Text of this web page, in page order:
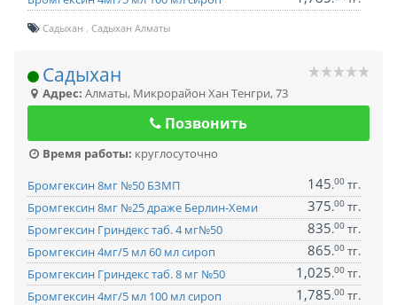
Садыхан Садыхан Алматы
Садыхан
Адрес: Алматы, Микрорайон Хан Тенгри, 73
Позвонить
Время работы: круглосуточно
Бромгексин 8мг №50 БЗМП
145.00 тг.
Бромгексин 8мг №25 драже Берлин-Хеми
375.00 тг.
Бромгексин Гриндекс таб. 4 мг№50
835.00 тг.
Бромгексин 4мг/5 мл 60 мл сироп
865.00 тг.
Бромгексин Гриндекс таб. 8 мг №50
1,025.00 тг.
Бромгексин 4мг/5 мл 100 мл сироп
1,785.00 тг.